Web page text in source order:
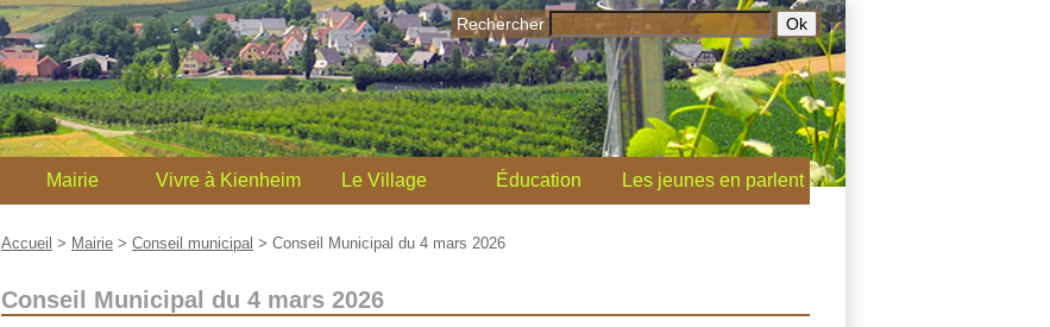
Rechercher
Mairie Vivre à Kienheim Le Village Éducation Les jeunes en parlent
Accueil > Mairie > Conseil municipal > Conseil Municipal du 4 mars 2026
Conseil Municipal du 4 mars 2026